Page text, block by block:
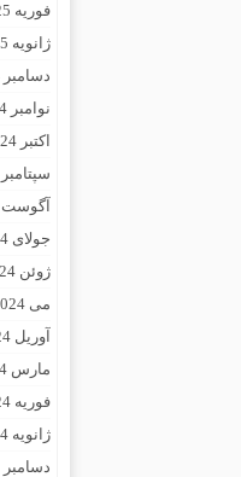
فوریه 2025
ژانویه 2025
دسامبر 2024
نوامبر 2024
اکتبر 2024
سپتامبر 2024
آگوست 2024
جولای 2024
ژوئن 2024
می 2024
آوریل 2024
مارس 2024
فوریه 2024
ژانویه 2024
دسامبر 2023